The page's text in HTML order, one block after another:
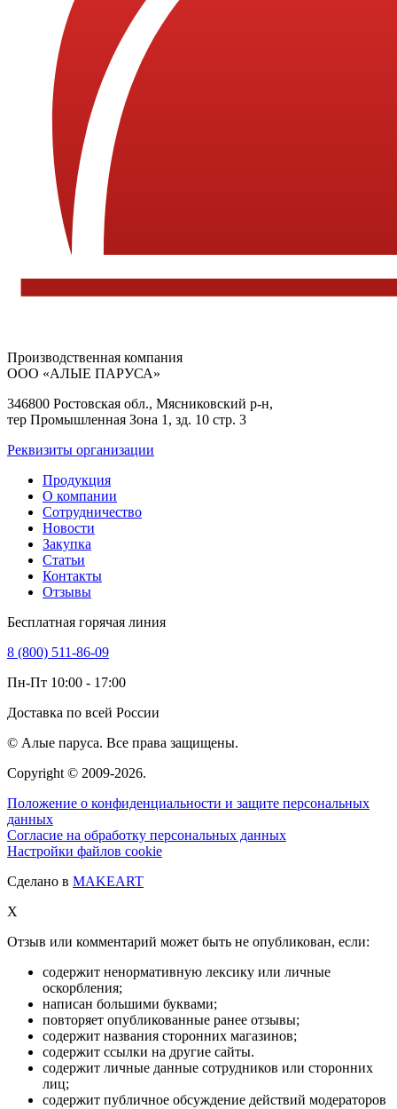
Производственная компания
ООО «АЛЫЕ ПАРУСА»
346800 Ростовская обл., Мясниковский р-н,
тер Промышленная Зона 1, зд. 10 стр. 3
Реквизиты организации
Продукция
О компании
Сотрудничество
Новости
Закупка
Статьи
Контакты
Отзывы
Бесплатная горячая линия
8 (800) 511-86-09
Пн-Пт 10:00 - 17:00
Доставка по всей России
© Алые паруса. Все права защищены.
Copyright © 2009-2026.
Положение о конфиденциальности и защите персональных
данных
Согласие на обработку персональных данных
Настройки файлов cookie
Сделано в MAKEART
X
Отзыв или комментарий может быть не опубликован, если:
содержит ненормативную лексику или личные
оскорбления;
написан большими буквами;
повторяет опубликованные ранее отзывы;
содержит названия сторонних магазинов;
содержит ссылки на другие сайты.
содержит личные данные сотрудников или сторонних
лиц;
содержит публичное обсуждение действий модераторов